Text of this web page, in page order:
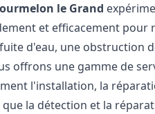
le Grand
et efficacement pour
d'eau, une obstruction
offrons une gamme de
l'installation, la
la détection et la